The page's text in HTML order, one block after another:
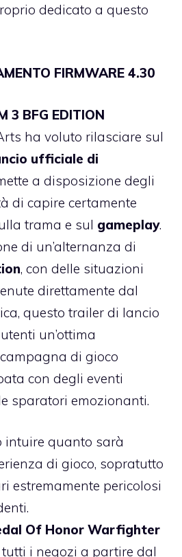
dedicato a questo
FIRMWARE 4.30
3 BFG EDITION
ha voluto rilasciare sul
ufficiale di
a disposizione degli
di capire certamente
trama e sul gameplay.
di un’alternanza di
, con delle situazioni
direttamente dal
questo trailer di lancio
un’ottima
di gioco
con degli eventi
sparatori emozionanti.
intuire quanto sarà
di gioco, sopratutto
estremamente pericolosi
Of Honor Warfighter
i negozi a partire dal